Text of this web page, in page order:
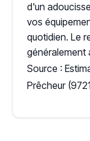
d'un
vos
quotidien. Le
généralement
Source :
Prêcheur